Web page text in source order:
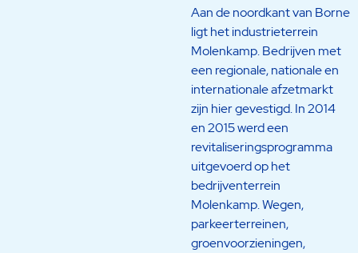
Aan de noordkant van Borne
ligt het industrieterrein
Molenkamp. Bedrijven met
een regionale, nationale en
internationale afzetmarkt
zijn hier gevestigd. In 2014
en 2015 werd een
revitaliseringsprogramma
uitgevoerd op het
bedrijventerrein
Molenkamp. Wegen,
parkeerterreinen,
groenvoorzieningen,